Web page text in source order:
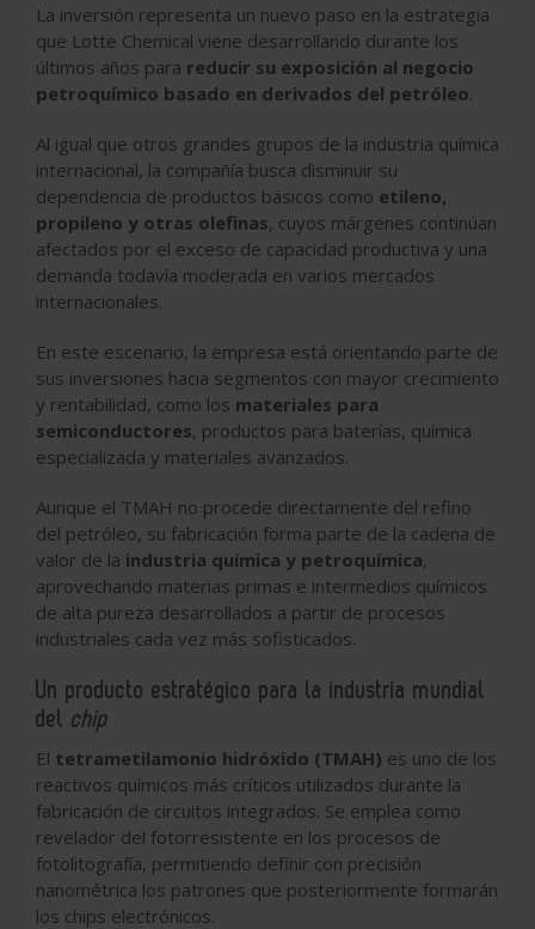
La inversión representa un nuevo paso en la estrategia
que Lotte Chemical viene desarrollando durante los
últimos años para reducir su exposición al negocio
petroquímico basado en derivados del petróleo.
Al igual que otros grandes grupos de la industria química
internacional, la compañía busca disminuir su
dependencia de productos básicos como etileno,
propileno y otras olefinas, cuyos márgenes continúan
afectados por el exceso de capacidad productiva y una
demanda todavía moderada en varios mercados
internacionales.
En este escenario, la empresa está orientando parte de
sus inversiones hacia segmentos con mayor crecimiento
y rentabilidad, como los materiales para
semiconductores, productos para baterías, química
especializada y materiales avanzados.
Aunque el TMAH no procede directamente del refino
del petróleo, su fabricación forma parte de la cadena de
valor de la industria química y petroquímica,
aprovechando materias primas e intermedios químicos
de alta pureza desarrollados a partir de procesos
industriales cada vez más sofisticados.
Un producto estratégico para la industria mundial
del chip
El tetrametilamonio hidróxido (TMAH) es uno de los
reactivos químicos más críticos utilizados durante la
fabricación de circuitos integrados. Se emplea como
revelador del fotorresistente en los procesos de
fotolitografía, permitiendo definir con precisión
nanométrica los patrones que posteriormente formarán
los chips electrónicos.